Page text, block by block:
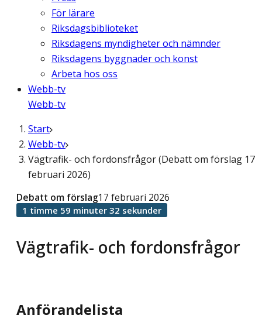
För lärare
Riksdagsbiblioteket
Riksdagens myndigheter och nämnder
Riksdagens byggnader och konst
Arbeta hos oss
Webb-tv
Webb-tv
Start
Webb-tv
Vägtrafik- och fordonsfrågor (Debatt om förslag 17
februari 2026)
Vägtrafik- och fordonsfrågor
Debatt om förslag17 februari 2026
1 timme 59 minuter 32 sekunder
Anförandelista